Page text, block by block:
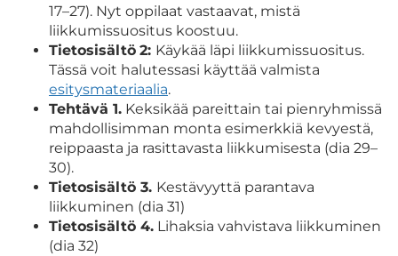
17–27). Nyt oppilaat vastaavat, mistä
liikkumissuositus koostuu.
Tietosisältö 2: Käykää läpi liikkumissuositus.
Tässä voit halutessasi käyttää valmista
esitysmateriaalia.
Tehtävä 1. Keksikää pareittain tai pienryhmissä
mahdollisimman monta esimerkkiä kevyestä,
reippaasta ja rasittavasta liikkumisesta (dia 29–
30).
Tietosisältö 3. Kestävyyttä parantava
liikkuminen (dia 31)
Tietosisältö 4. Lihaksia vahvistava liikkuminen
(dia 32)